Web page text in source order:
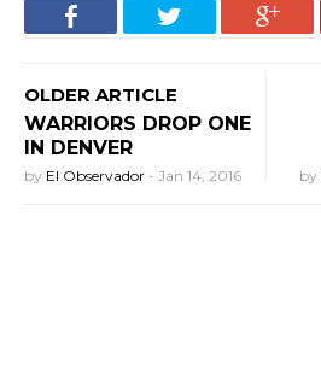
OLDER ARTICLE
WARRIORS DROP ONE
IN DENVER
by El Observador - Jan 14, 2016 by